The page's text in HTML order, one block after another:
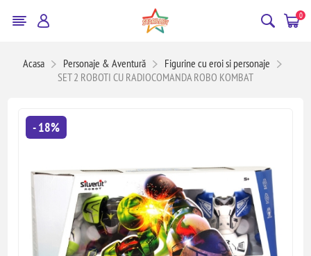
0
Acasa Personaje & Aventură
Figurine cu eroi si personaje
SET 2 ROBOTI CU RADIOCOMANDA ROBO KOMBAT
- 18%